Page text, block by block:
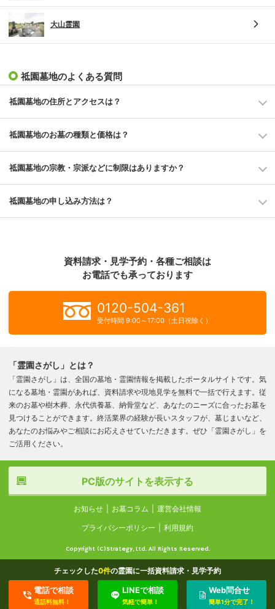
大山霊園
祗園墓地のよくある質問
祗園墓地の住所とアクセスは？
祗園墓地のお墓の種類と価格は？
祗園墓地の宗教・宗派などに制限はありますか？
祗園墓地の申し込み方法は？
チェックした0件の霊園に一括資料請求・見学予約
電話で相談
通話料無料！
LINEで相談
気軽で簡単！
Web問合せ
簡単1分で完了！
資料請求・見学予約・各種ご相談は
お電話でも承っております
0120-504-361
受付時間 9:00～17:00（土日祝除く）
「霊園さがし」とは？
「霊園さがし」は、全国の墓地・霊園情報を掲載したポータルサイトです。気
になる墓地・霊園があれば、資料請求や現地見学を無料で一括で行えます。従
来のお墓や樹木葬、永代供養墓、納骨堂など、あなたのニーズに合ったお墓を
見つけることができます。終活業界の経験が長いスタッフが、墓じまいなど、
あなたのお悩みやご相談にお応えさせていただきます。ぜひ「霊園さがし」を
ご活用ください。
PC版のサイトを表示する
お知らせ お墓コラム 運営会社情報
プライバシーポリシー 利用規約
Copyright (C)Strategy, Ltd. All Rights Reserved.